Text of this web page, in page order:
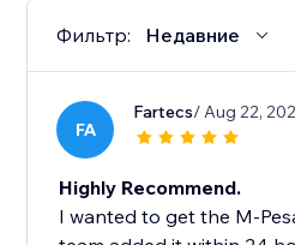
Фильтр: Недавние
FA
Fartecs/ Aug 22,
Highly Recommend.
I wanted to get the M-